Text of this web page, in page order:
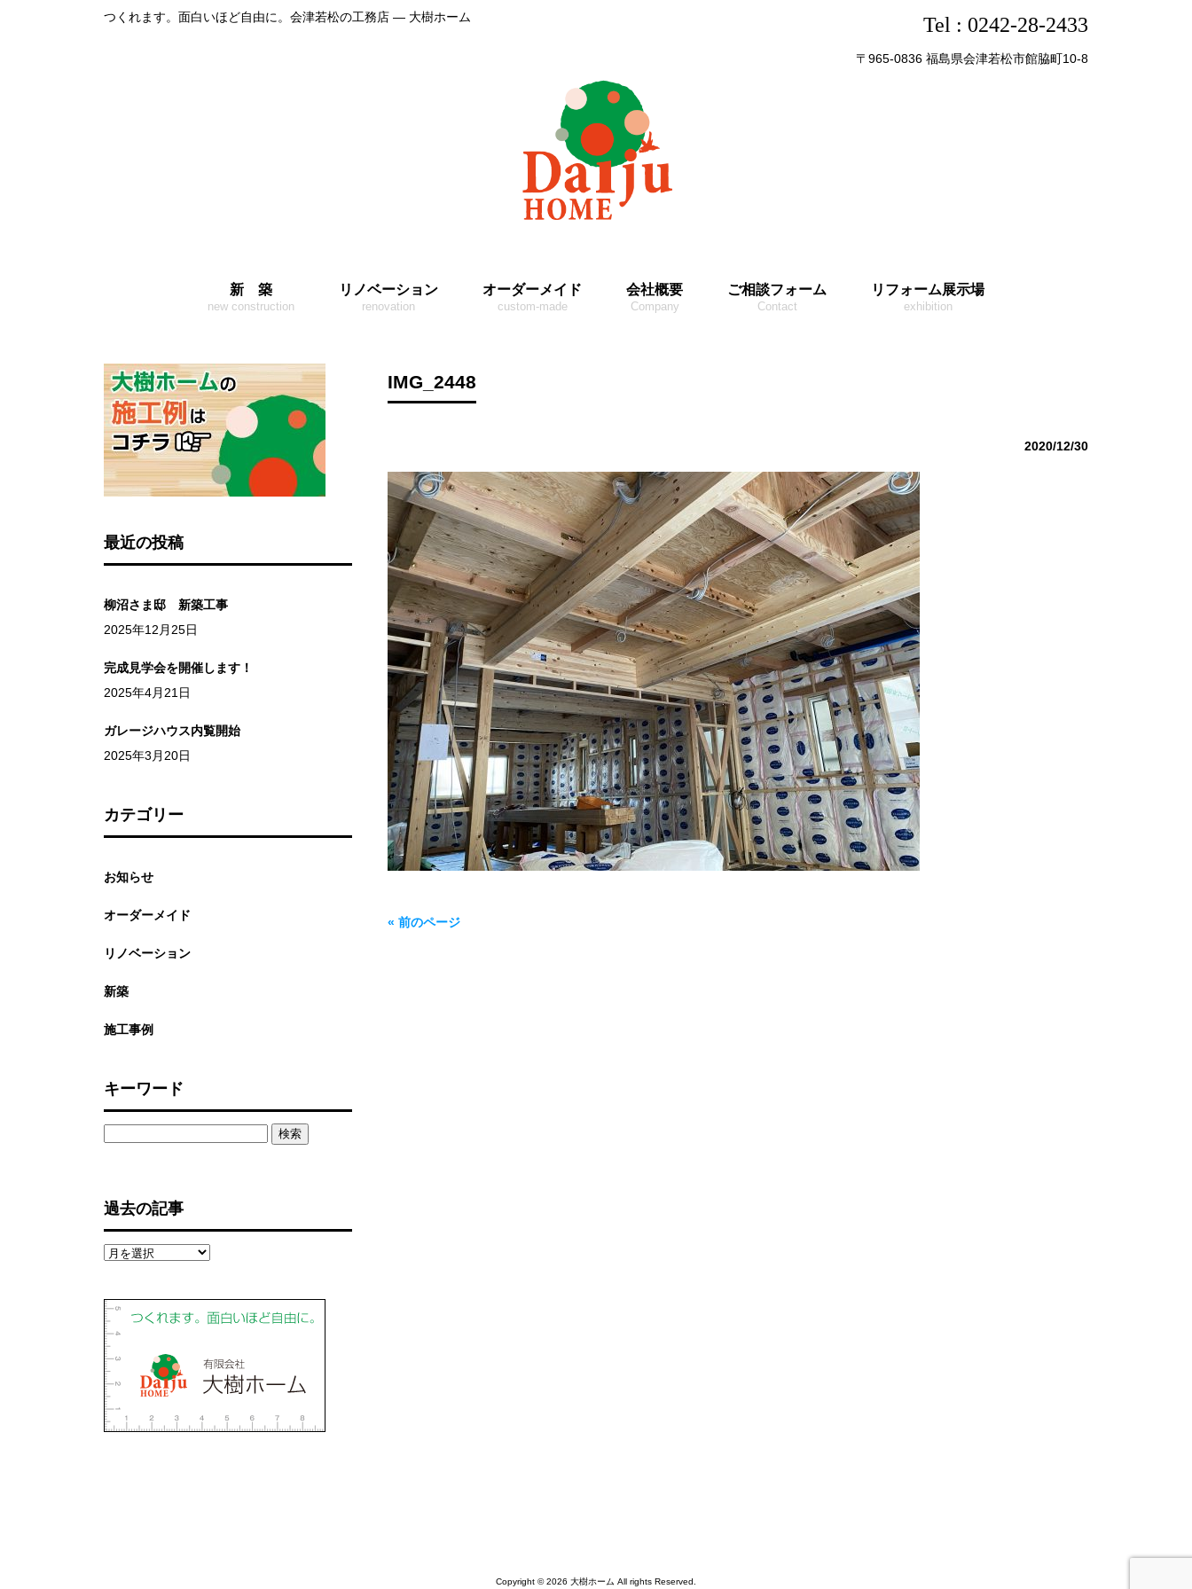
Tel : 0242-28-2433
〒965-0836 福島県会津若松市館脇町10-8
つくれます。面白いほど自由に。会津若松の工務店 ― 大樹ホーム
新 築
new construction
リノベーション
renovation
オーダーメイド
custom-made
会社概要
Company
ご相談フォーム
Contact
リフォーム展示場
exhibition
IMG_2448
2020/12/30
« 前のページ
最近の投稿
柳沼さま邸 新築工事
2025年12月25日
完成見学会を開催します！
2025年4月21日
ガレージハウス内覧開始
2025年3月20日
カテゴリー
お知らせ
オーダーメイド
リノベーション
新築
施工事例
キーワード
過去の記事
過
の
記
事
Copyright © 2026 大樹ホーム All rights Reserved.